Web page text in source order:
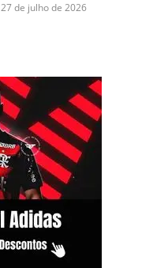
27 de julho de 2026